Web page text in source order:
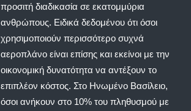
προσιτή διαδικασία σε εκατομμύρια
ανθρώπους. Ειδικά δεδομένου ότι όσοι
χρησιμοποιούν περισσότερο συχνά
αεροπλάνο είναι επίσης και εκείνοι με την
οικονομική δυνατότητα να αντέξουν το
επιπλέον κόστος. Στο Ηνωμένο Βασίλειο,
όσοι ανήκουν στο 10% του πληθυσμού με